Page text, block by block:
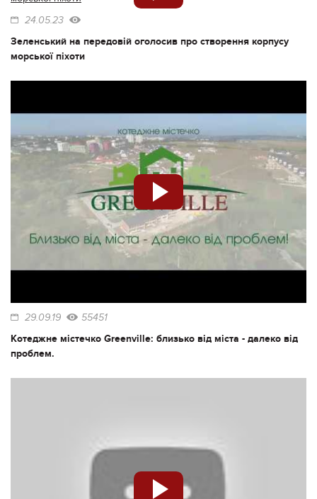
24.05.23
Зеленський на передовій оголосив про створення корпусу
морської піхоти
29.09.19 55451
Котеджне містечко Greenville: близько від міста - далеко від
проблем.